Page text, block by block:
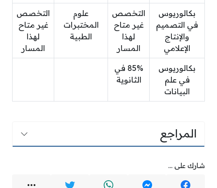
بكالوريوس
في التصميم
والإنتاج
الإعلامي
التخصص
غير متاح
لهذا
المسار
علوم
المختبرات
الطبية
التخصص
غير متاح
لهذا
المسار
بكالوريوس
في علم
البيانات
85% في
الثانوية
المراجع
شارك على ...